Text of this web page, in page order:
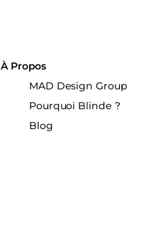
À Propos
MAD Design Group
Pourquoi Blinde ?
Blog